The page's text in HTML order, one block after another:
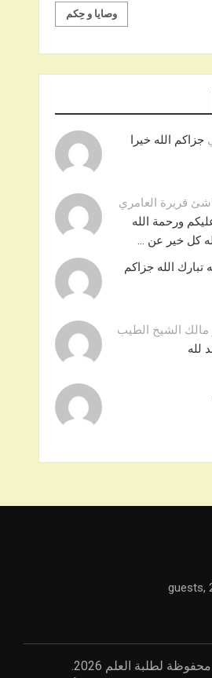
وصايا و حِكم
جزاكم الله خيرا
قريرة العامري
ورحمة الله
كل خير عن …
تبارك الله جزاكم
مالك الشيخ الطيب
لله
لطلبة العلم 2026.